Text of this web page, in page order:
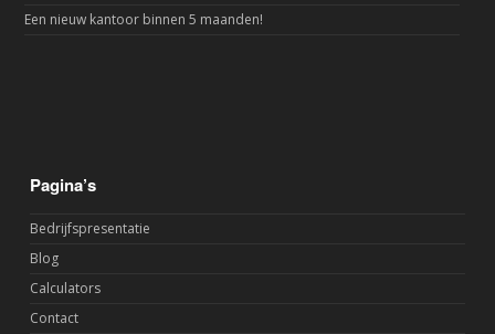
Een nieuw kantoor binnen 5 maanden!
Pagina’s
Bedrijfspresentatie
Blog
Calculators
Contact